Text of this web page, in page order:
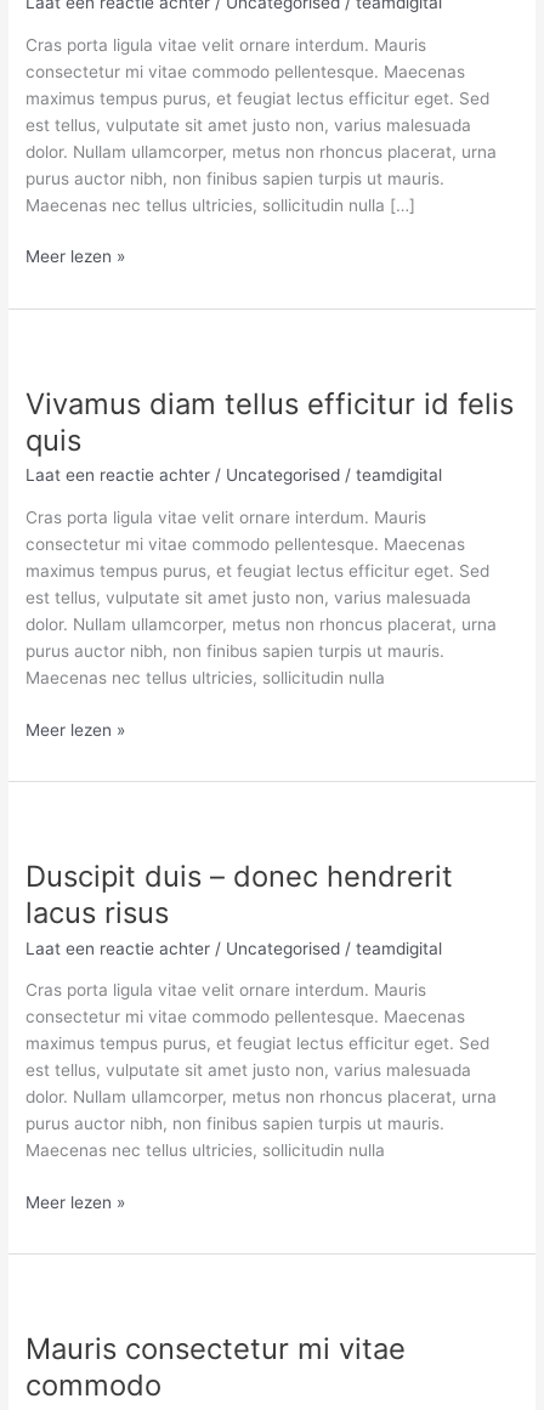
Cras porta ligula vitae velit ornare interdum. Mauris
consectetur mi vitae commodo pellentesque. Maecenas
maximus tempus purus, et feugiat lectus efficitur eget. Sed
est tellus, vulputate sit amet justo non, varius malesuada
dolor. Nullam ullamcorper, metus non rhoncus placerat, urna
purus auctor nibh, non finibus sapien turpis ut mauris.
Maecenas nec tellus ultricies, sollicitudin nulla […]
Meer lezen »
Vivamus diam tellus efficitur id felis
quis
Laat een reactie achter / Uncategorised /teamdigital
Cras porta ligula vitae velit ornare interdum. Mauris
consectetur mi vitae commodo pellentesque. Maecenas
maximus tempus purus, et feugiat lectus efficitur eget. Sed
est tellus, vulputate sit amet justo non, varius malesuada
dolor. Nullam ullamcorper, metus non rhoncus placerat, urna
purus auctor nibh, non finibus sapien turpis ut mauris.
Maecenas nec tellus ultricies, sollicitudin nulla
tellus
efficitur
id
felis
Meer lezen »
Duscipit duis – donec hendrerit
lacus risus
Laat een reactie achter / Uncategorised /teamdigital
Cras porta ligula vitae velit ornare interdum. Mauris
consectetur mi vitae commodo pellentesque. Maecenas
maximus tempus purus, et feugiat lectus efficitur eget. Sed
est tellus, vulputate sit amet justo non, varius malesuada
dolor. Nullam ullamcorper, metus non rhoncus placerat, urna
purus auctor nibh, non finibus sapien turpis ut mauris.
Maecenas nec tellus ultricies, sollicitudin nulla
–
donec
hendrerit
lacus
risus
Meer lezen »
Mauris consectetur mi vitae
commodo
mi
commodo